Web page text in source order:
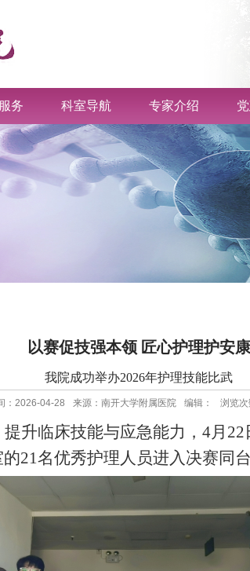
务 科室导航 专家介绍
以赛促技强本领 匠心护理护安康
我院成功举办2026年护理技能比武
：2026-04-28 来源：南开大学附属医院 编辑： 浏览次
升临床技能与应急能力， 4月22
21名优秀护理人员进入决赛同台